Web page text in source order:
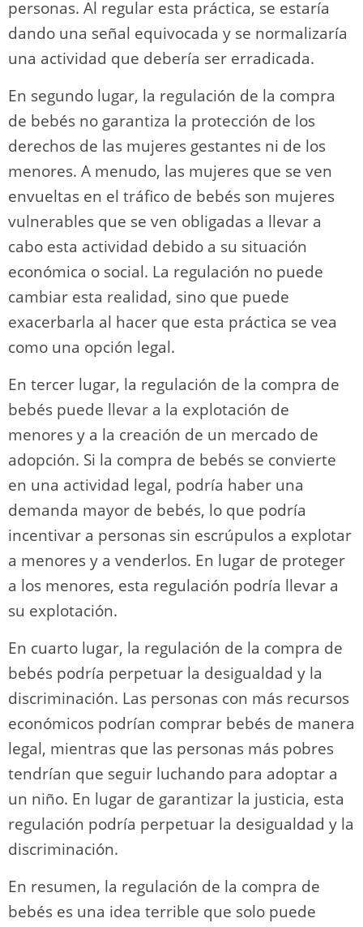
personas. Al regular esta práctica, se estaría
dando una señal equivocada y se normalizaría
una actividad que debería ser erradicada.
En segundo lugar, la regulación de la compra
de bebés no garantiza la protección de los
derechos de las mujeres gestantes ni de los
menores. A menudo, las mujeres que se ven
envueltas en el tráfico de bebés son mujeres
vulnerables que se ven obligadas a llevar a
cabo esta actividad debido a su situación
económica o social. La regulación no puede
cambiar esta realidad, sino que puede
exacerbarla al hacer que esta práctica se vea
como una opción legal.
En tercer lugar, la regulación de la compra de
bebés puede llevar a la explotación de
menores y a la creación de un mercado de
adopción. Si la compra de bebés se convierte
en una actividad legal, podría haber una
demanda mayor de bebés, lo que podría
incentivar a personas sin escrúpulos a explotar
a menores y a venderlos. En lugar de proteger
a los menores, esta regulación podría llevar a
su explotación.
En cuarto lugar, la regulación de la compra de
bebés podría perpetuar la desigualdad y la
discriminación. Las personas con más recursos
económicos podrían comprar bebés de manera
legal, mientras que las personas más pobres
tendrían que seguir luchando para adoptar a
un niño. En lugar de garantizar la justicia, esta
regulación podría perpetuar la desigualdad y la
discriminación.
En resumen, la regulación de la compra de
bebés es una idea terrible que solo puede